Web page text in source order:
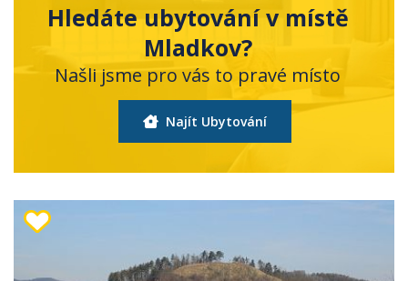
Hledáte ubytování v místě
Mladkov?
Našli jsme pro vás to pravé místo
Najít Ubytování